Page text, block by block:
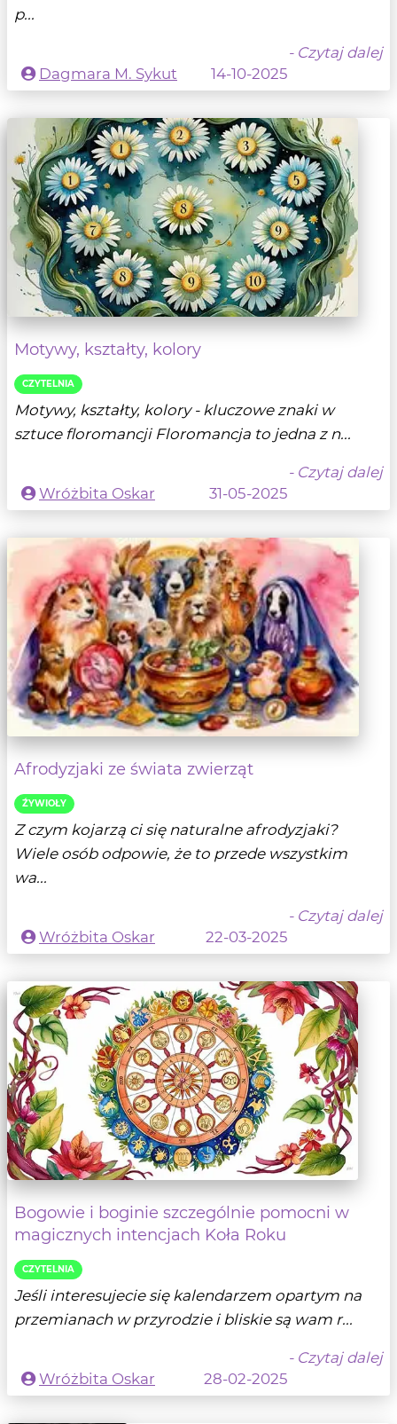
p...
- Czytaj dalej
Dagmara M. Sykut
14-10-2025
Motywy, kształty, kolory
CZYTELNIA
Motywy, kształty, kolory - kluczowe znaki w
sztuce floromancji Floromancja to jedna z n...
- Czytaj dalej
Wróżbita Oskar
31-05-2025
Afrodyzjaki ze świata zwierząt
ŹYWIOŁY
Z czym kojarzą ci się naturalne afrodyzjaki?
Wiele osób odpowie, że to przede wszystkim
wa...
- Czytaj dalej
Wróżbita Oskar
22-03-2025
Bogowie i boginie szczególnie pomocni w
magicznych intencjach Koła Roku
CZYTELNIA
Jeśli interesujecie się kalendarzem opartym na
przemianach w przyrodzie i bliskie są wam r...
- Czytaj dalej
Wróżbita Oskar
28-02-2025